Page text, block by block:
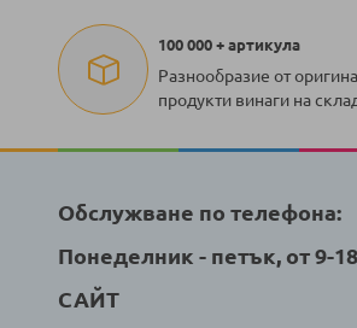
100 000 + артикула
Разнообразие от
продукти винаги на
Обслужване по телефона:
Понеделник - петък, от 9-
САЙТ